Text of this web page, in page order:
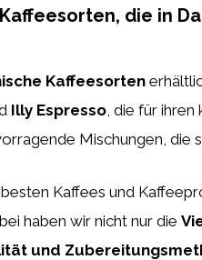
die in
Kaffeesorten
Illy Espresso, die für
Mischungen, die
Kaffees und
haben wir nicht nur die
und